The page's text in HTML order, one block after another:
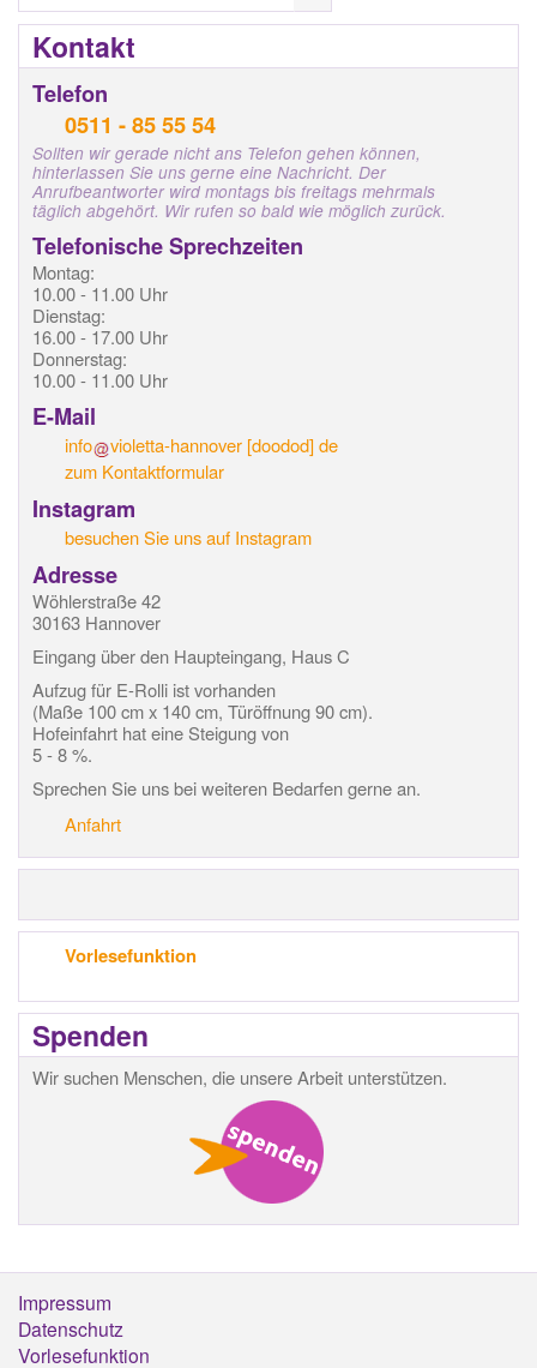
Kontakt
Telefon
0511 - 85 55 54
Sollten wir gerade nicht ans Telefon gehen können,
hinterlassen Sie uns gerne eine Nachricht. Der
Anrufbeantworter wird montags bis freitags mehrmals
täglich abgehört. Wir rufen so bald wie möglich zurück.
Telefonische Sprechzeiten
Montag:
10.00 - 11.00 Uhr
Dienstag:
16.00 - 17.00 Uhr
Donnerstag:
10.00 - 11.00 Uhr
E-Mail
info violetta-hannover[doodod] de
zum Kontaktformular
Instagram
besuchen Sie uns auf Instagram
Adresse
Wöhlerstraße 42
30163 Hannover
Eingang über den Haupteingang, Haus C
Aufzug für E-Rolli ist vorhanden
(Maße 100 cm x 140 cm, Türöffnung 90 cm).
Hofeinfahrt hat eine Steigung von
5 - 8 %.
Sprechen Sie uns bei weiteren Bedarfen gerne an.
Anfahrt
Vorlesefunktion
Spenden
Wir suchen Menschen, die unsere Arbeit unterstützen.
Footermenü
Impressum
Datenschutz
Vorlesefunktion